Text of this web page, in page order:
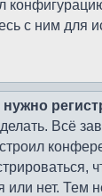
с ним для
Всё
нет. Тем